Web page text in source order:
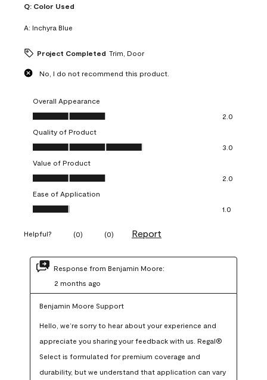
Q: Color Used
A: Inchyra Blue
Project Completed Trim, Door
No, I do not recommend this product.
Overall Appearance
Overall Appearance, 2.0 out of 5
2.0
Quality of Product
Quality of Product, 3.0 out of 5
3.0
Value of Product
Value of Product, 2.0 out of 5
2.0
Ease of Application
Ease of Application, 1.0 out of 5
1.0
Helpful? (0) (0) Report
Response from Benjamin Moore:
2 months ago
Benjamin Moore Support
Hello, we’re sorry to hear about your experience and
appreciate you sharing your feedback with us. Regal®
Select is formulated for premium coverage and
durability, but we understand that application can vary